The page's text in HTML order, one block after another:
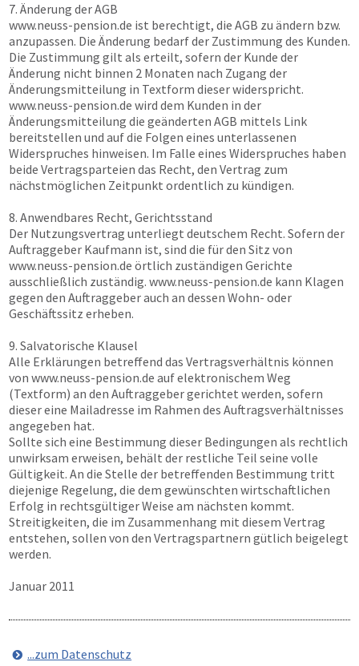
7. Änderung der AGB
www.neuss-pension.de ist berechtigt, die AGB zu ändern bzw.
anzupassen. Die Änderung bedarf der Zustimmung des Kunden.
Die Zustimmung gilt als erteilt, sofern der Kunde der
Änderung nicht binnen 2 Monaten nach Zugang der
Änderungsmitteilung in Textform dieser widerspricht.
www.neuss-pension.de wird dem Kunden in der
Änderungsmitteilung die geänderten AGB mittels Link
bereitstellen und auf die Folgen eines unterlassenen
Widerspruches hinweisen. Im Falle eines Widerspruches haben
beide Vertragsparteien das Recht, den Vertrag zum
nächstmöglichen Zeitpunkt ordentlich zu kündigen.
8. Anwendbares Recht, Gerichtsstand
Der Nutzungsvertrag unterliegt deutschem Recht. Sofern der
Auftraggeber Kaufmann ist, sind die für den Sitz von
www.neuss-pension.de örtlich zuständigen Gerichte
ausschließlich zuständig. www.neuss-pension.de kann Klagen
gegen den Auftraggeber auch an dessen Wohn- oder
Geschäftssitz erheben.
9. Salvatorische Klausel
Alle Erklärungen betreffend das Vertragsverhältnis können
von www.neuss-pension.de auf elektronischem Weg
(Textform) an den Auftraggeber gerichtet werden, sofern
dieser eine Mailadresse im Rahmen des Auftragsverhältnisses
angegeben hat.
Sollte sich eine Bestimmung dieser Bedingungen als rechtlich
unwirksam erweisen, behält der restliche Teil seine volle
Gültigkeit. An die Stelle der betreffenden Bestimmung tritt
diejenige Regelung, die dem gewünschten wirtschaftlichen
Erfolg in rechtsgültiger Weise am nächsten kommt.
Streitigkeiten, die im Zusammenhang mit diesem Vertrag
entstehen, sollen von den Vertragspartnern gütlich beigelegt
werden.
Januar 2011
...zum Datenschutz